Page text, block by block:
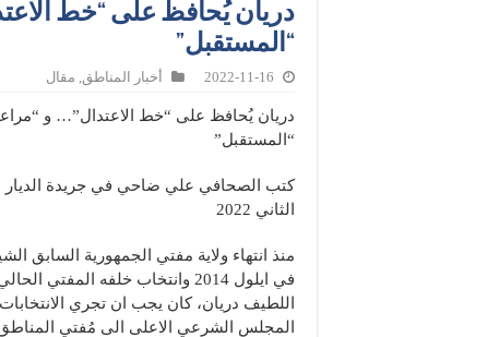
دريان يُحافظ على “خط
“المستقبل”
2022-11-16 أخبار المناطق, مقال
دريان يُحافظ على “خط الاعتدال”… و
“المستقبل”
الثاني 2022
منذ انتهاء ولاية مفتي الجمهورية السابق
في ايلول 2014 وانتخاب خلفه
اللطيف دريان، كان يجب ان تجري
المجلس الشرعي الاعلى الى مُفتي